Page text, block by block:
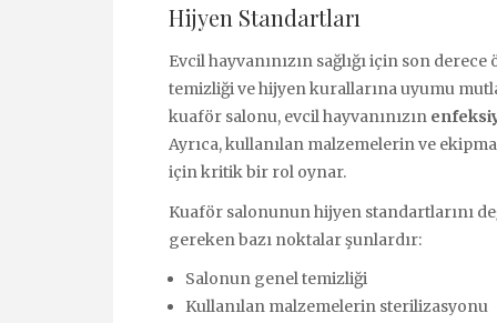
Hijyen Standartları
Evcil hayvanınızın sağlığı için son
temizliği ve hijyen kurallarına uyumu
kuaför salonu, evcil hayvanınızın
Ayrıca, kullanılan malzemelerin ve
için kritik bir rol oynar.
Kuaför salonunun hijyen standartlarını
gereken bazı noktalar şunlardır:
Salonun genel temizliği
Kullanılan malzemelerin sterilizasyonu